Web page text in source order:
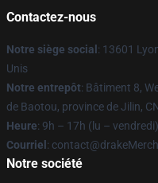
Contactez-nous
Notre siège social : 13601
Unis
Notre entrepôt: Bâtiment 8,
de Baotou, province de Jilin,
Heure: 9h – 17h (lu – vendredi)
Courriel :
Notre société